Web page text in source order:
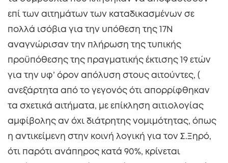
επί των αιτημάτων των καταδικασμένων σε
πολλά ισόβια για την υπόθεση της 17Ν
αναγνώρισαν την πλήρωση της τυπικής
προϋπόθεσης της πραγματικής έκτισης 19 ετών
για την υφ’ όρον απόλυση στους αιτούντες, (
ανεξάρτητα από το γεγονός ότι απορρίφθηκαν
τα σχετικά αιτήματα, με επίκληση αιτιολογίας
αμφίβολης αν όχι διάτρητης νομιμότητας, όπως
η αντικείμενη στην κοινή λογική για τον Σ.Ξηρό,
ότι παρότι ανάπηρος κατά 90%, κρίνεται